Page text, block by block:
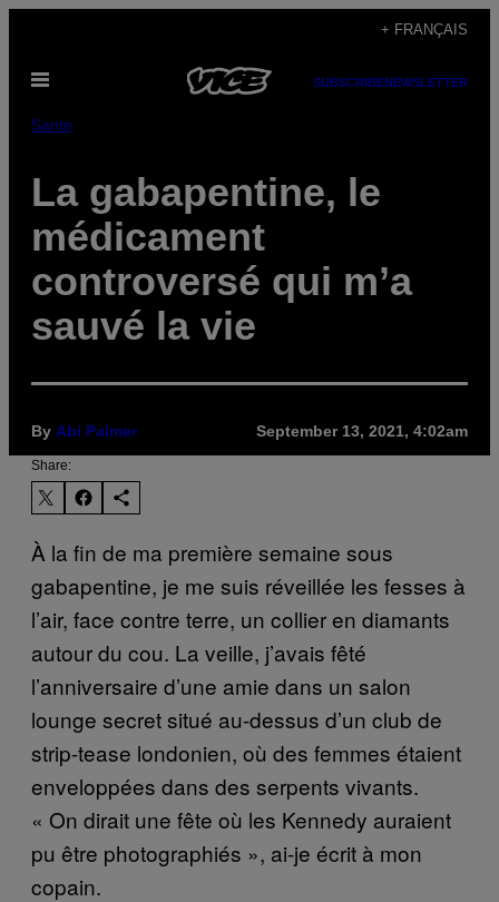
content
+ FRANÇAIS
Open
SUBSCRIBENEWSLETTER
Santé
La gabapentine, le
médicament
controversé qui m’a
sauvé la vie
By Abi Palmer September 13, 2021, 4:02am
Share:
À la fin de ma première semaine sous
gabapentine, je me suis réveillée les fesses à
l’air, face contre terre, un collier en diamants
autour du cou. La veille, j’avais fêté
l’anniversaire d’une amie dans un salon
lounge secret situé au-dessus d’un club de
strip-tease londonien, où des femmes étaient
enveloppées dans des serpents vivants.
« On dirait une fête où les Kennedy auraient
pu être photographiés », ai-je écrit à mon
copain.